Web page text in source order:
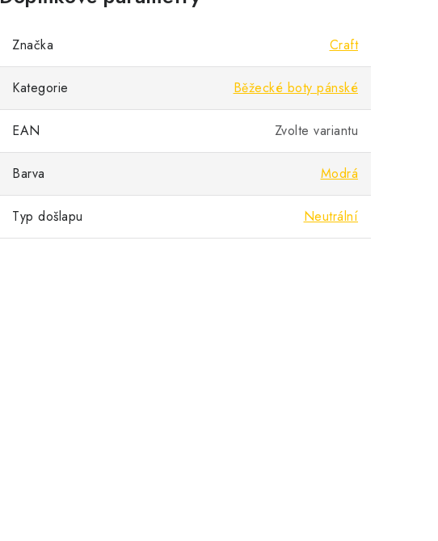
Značka Craft
Kategorie Běžecké boty pánské
EAN Zvolte variantu
Barva Modrá
Typ došlapu Neutrální